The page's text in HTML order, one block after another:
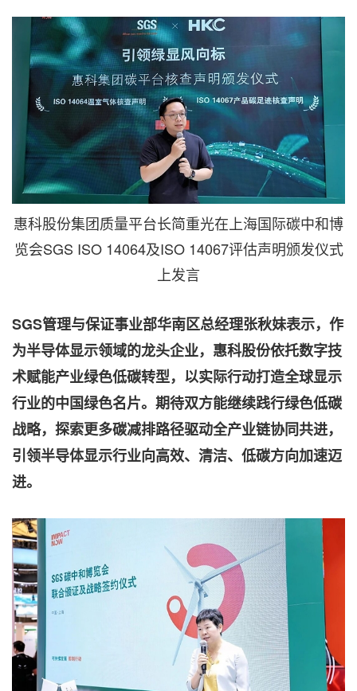
惠科股份集团质量平台长简重光在上海国际碳中和博
览会SGS ISO 14064及ISO 14067评估声明颁发仪式
上发言
SGS管理与保证事业部华南区总经理张秋妹表示，作
为半导体显示领域的龙头企业，惠科股份依托数字技
术赋能产业绿色低碳转型，以实际行动打造全球显示
行业的中国绿色名片。期待双方能继续践行绿色低碳
战略，探索更多碳减排路径驱动全产业链协同共进，
引领半导体显示行业向高效、清洁、低碳方向加速迈
进。